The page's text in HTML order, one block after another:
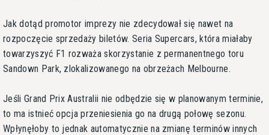
Jak dotąd promotor imprezy nie zdecydował się nawet na
rozpoczęcie sprzedaży biletów. Seria Supercars, która miałaby
towarzyszyć F1 rozważa skorzystanie z permanentnego toru
Sandown Park, zlokalizowanego na obrzeżach Melbourne.
Jeśli Grand Prix Australii nie odbędzie się w planowanym terminie,
to ma istnieć opcja przeniesienia go na drugą połowę sezonu.
Wpłynęłoby to jednak automatycznie na zmianę terminów innych